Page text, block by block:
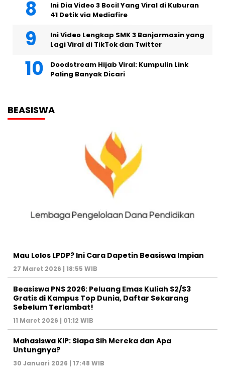
Ini Dia Video 3 Bocil Yang Viral di Kuburan
41 Detik via Mediafire
Ini Video Lengkap SMK 3 Banjarmasin yang
Lagi Viral di TikTok dan Twitter
Doodstream Hijab Viral: Kumpulin Link
Paling Banyak Dicari
BEASISWA
Mau Lolos LPDP? Ini Cara Dapetin Beasiswa Impian
27 Maret 2026 | 18:55 WIB
Beasiswa PNS 2026: Peluang Emas Kuliah S2/S3
Gratis di Kampus Top Dunia, Daftar Sekarang
Sebelum Terlambat!
11 Maret 2026 | 01:12 WIB
Mahasiswa KIP: Siapa Sih Mereka dan Apa
Untungnya?
30 Januari 2026 | 17:48 WIB